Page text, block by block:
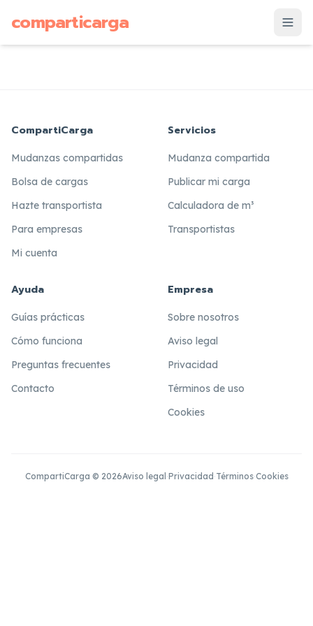
comparticarga
CompartiCarga
Mudanzas compartidas
Bolsa de cargas
Hazte transportista
Para empresas
Mi cuenta
Servicios
Mudanza compartida
Publicar mi carga
Calculadora de m³
Transportistas
Ayuda
Guías prácticas
Cómo funciona
Preguntas frecuentes
Contacto
Empresa
Sobre nosotros
Aviso legal
Privacidad
Términos de uso
Cookies
CompartiCarga © 2026Aviso legal ·Privacidad ·Términos·Cookies